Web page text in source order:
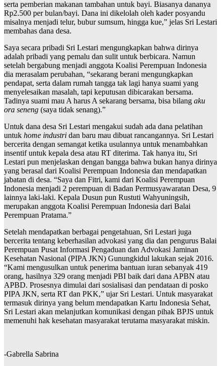
serta pemberian makanan tambahan untuk bayi. Biasanya dananya
Rp2.500 per bulan/bayi. Dana ini dikelolah oleh kader posyandu
misalnya menjadi telur, bubur sumsum, hingga kue,” jelas Sri Lestari
membahas dana desa.
Saya secara pribadi Sri Lestari mengungkapkan bahwa dirinya
adalah pribadi yang pemalu dan sulit untuk berbicara. Namun
setelah bergabung menjadi anggota Koalisi Perempuan Indonesia
dia merasalam perubahan, “sekarang berani mengungkapkan
pendapat, serta dalam rumah tangga tak lagi hanya suami yang
menyelesaikan masalah, tapi keputusan dibicarakan bersama.
Tadinya suami mau A harus A sekarang bersama, bisa bilang aku
ora seneng (saya tidak senang).”
Untuk dana desa Sri Lestari mengakui sudah ada dana pelatihan
untuk home industri dan baru mau dibuat rancangannya. Sri Lestari
bercerita dengan semangat ketika usulannya untuk menambahkan
insentif untuk kepala desa atau RT diterima. Tak hanya itu, Sri
Lestari pun menjelaskan dengan bangga bahwa bukan hanya dirinya
yang berasal dari Koalisi Perempuan Indonesia dan mendapatkan
jabatan di desa. “Saya dan Fitri, kami dari Koalisi Perempuan
Indonesia menjadi 2 perempuan di Badan Permusyawaratan Desa, 9
lainnya laki-laki. Kepala Dusun pun Rustuti Wahyuningsih,
merupakan anggota Koalisi Perempuan Indonesia dari Balai
Perempuan Pratama.”
Setelah mendapatkan berbagai pengetahuan, Sri Lestari juga
bercerita tentang keberhasilan advokasi yang dia dan pengurus Balai
Perempuan Pusat Informasi Pengaduan dan Advokasi Jaminan
Kesehatan Nasional (PIPA JKN) Gunungkidul lakukan sejak 2016.
“Kami mengusulkan untuk penerima bantuan iuran sebanyak 419
orang, hasilnya 329 orang menjadi PBI baik dari dana APBN atau
APBD. Prosesnya dimulai dari sosialisasi dan pendataan di posko
PIPA JKN, serta RT dan PKK,” ujar Sri Lestari. Untuk masyarakat
termasuk dirinya yang belum mendapatkan Kartu Indonesia Sehat,
Sri Lestari akan melanjutkan komunikasi dengan pihak BPJS untuk
memenuhi hak kesehatan masyarakat terutama masyarakat miskin.
-Gabrella Sabrina